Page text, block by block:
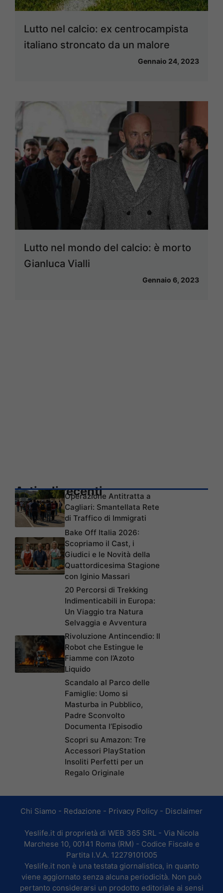
Lutto nel calcio: ex centrocampista
italiano stroncato da un malore
Gennaio 24, 2023
Lutto nel mondo del calcio: è morto
Gianluca Vialli
Gennaio 6, 2023
Articoli recentiOperazione Antitratta a
Cagliari: Smantellata Rete
di Traffico di Immigrati
Bake Off Italia 2026:
Scopriamo il Cast, i
Giudici e le Novità della
Quattordicesima Stagione
con Iginio Massari
20 Percorsi di Trekking
Indimenticabili in Europa:
Un Viaggio tra Natura
Selvaggia e Avventura
Rivoluzione Antincendio: Il
Robot che Estingue le
Fiamme con l’Azoto
Liquido
Scandalo al Parco delle
Famiglie: Uomo si
Masturba in Pubblico,
Padre Sconvolto
Documenta l’Episodio
Scopri su Amazon: Tre
Accessori PlayStation
Insoliti Perfetti per un
Regalo Originale
Chi Siamo - Redazione - Privacy Policy - Disclaimer
Yeslife.it di proprietà di WEB 365 SRL - Via Nicola
Marchese 10, 00141 Roma (RM) - Codice Fiscale e
Partita I.V.A. 12279101005
Yeslife.it non è una testata giornalistica, in quanto
viene aggiornato senza alcuna periodicità. Non può
pertanto considerarsi un prodotto editoriale ai sensi